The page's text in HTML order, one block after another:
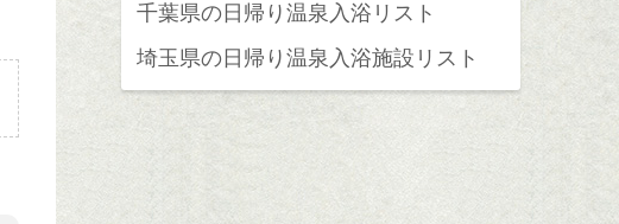
千葉県の日帰り温泉入浴リスト
埼玉県の日帰り温泉入浴施設リスト